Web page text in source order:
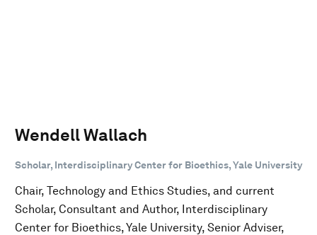
Wendell Wallach
Scholar, Interdisciplinary Center for Bioethics, Yale University
Chair, Technology and Ethics Studies, and current
Scholar, Consultant and Author, Interdisciplinary
Center for Bioethics, Yale University, Senior Adviser,